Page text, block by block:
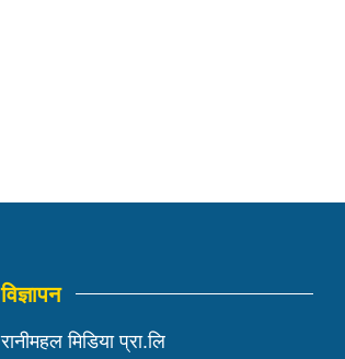
विज्ञापन
रानीमहल मिडिया प्रा.लि